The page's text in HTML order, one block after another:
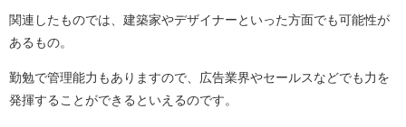
関連したものでは、建築家やデザイナーといった方面でも可能性が
あるもの。
勤勉で管理能力もありますので、広告業界やセールスなどでも力を
発揮することができるといえるのです。